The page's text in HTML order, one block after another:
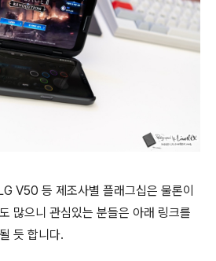
V50 등 제조사별 플래그십은 물론이
많으니 관심있는 분들은 아래 링크를
듯 합니다.